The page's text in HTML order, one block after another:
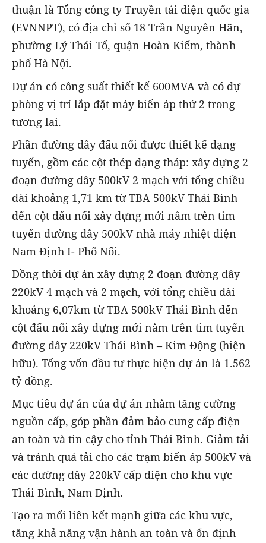
thuận là Tổng công ty Truyền tải điện quốc gia
(EVNNPT), có địa chỉ số 18 Trần Nguyên Hãn,
phường Lý Thái Tổ, quận Hoàn Kiếm, thành
phố Hà Nội.
Dự án có công suất thiết kế 600MVA và có dự
phòng vị trí lắp đặt máy biến áp thứ 2 trong
tương lai.
Phần đường dây đấu nối được thiết kế dạng
tuyến, gồm các cột thép dạng tháp: xây dựng 2
đoạn đường dây 500kV 2 mạch với tổng chiều
dài khoảng 1,71 km từ TBA 500kV Thái Bình
đến cột đấu nối xây dựng mới nằm trên tim
tuyến đường dây 500kV nhà máy nhiệt điện
Nam Định I- Phố Nối.
Đồng thời dự án xây dựng 2 đoạn đường dây
220kV 4 mạch và 2 mạch, với tổng chiều dài
khoảng 6,07km từ TBA 500kV Thái Bình đến
cột đấu nối xây dựng mới nằm trên tim tuyến
đường dây 220kV Thái Bình – Kim Động (hiện
hữu). Tổng vốn đầu tư thực hiện dự án là 1.562
tỷ đồng.
Mục tiêu dự án của dự án nhằm tăng cường
nguồn cấp, góp phần đảm bảo cung cấp điện
an toàn và tin cậy cho tỉnh Thái Bình. Giảm tải
và tránh quá tải cho các trạm biến áp 500kV và
các đường dây 220kV cấp điện cho khu vực
Thái Bình, Nam Định.
Tạo ra mối liên kết mạnh giữa các khu vực,
tăng khả năng vận hành an toàn và ổn định